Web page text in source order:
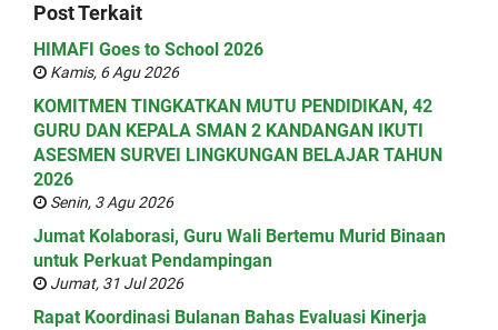
Post Terkait
HIMAFI Goes to School 2026
Kamis, 6 Agu 2026
KOMITMEN TINGKATKAN MUTU PENDIDIKAN, 42
GURU DAN KEPALA SMAN 2 KANDANGAN IKUTI
ASESMEN SURVEI LINGKUNGAN BELAJAR TAHUN
2026
Senin, 3 Agu 2026
Jumat Kolaborasi, Guru Wali Bertemu Murid Binaan
untuk Perkuat Pendampingan
Jumat, 31 Jul 2026
Rapat Koordinasi Bulanan Bahas Evaluasi Kinerja